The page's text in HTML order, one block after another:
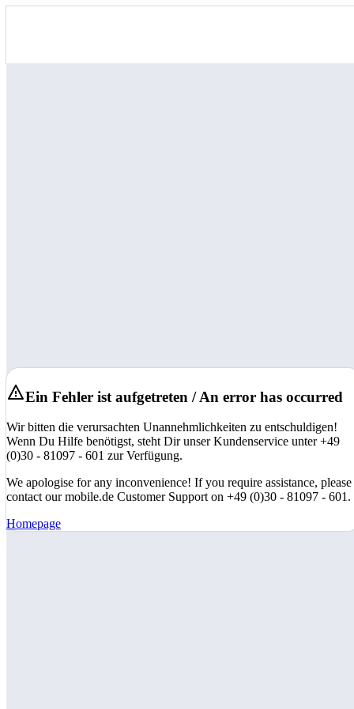
Ein Fehler ist aufgetreten / An error has occurred
Wir bitten die verursachten Unannehmlichkeiten zu entschuldigen!
Wenn Du Hilfe benötigst, steht Dir unser Kundenservice unter +49
(0)30 - 81097 - 601 zur Verfügung.
We apologise for any inconvenience! If you require assistance, please
contact our mobile.de Customer Support on +49 (0)30 - 81097 - 601.
Homepage